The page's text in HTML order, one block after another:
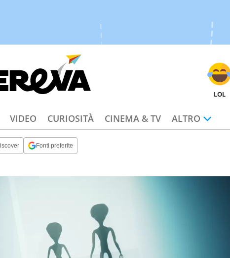
LOL
VIDEO CURIOSITÀ CINEMA & TV ALTRO
Fonti preferite